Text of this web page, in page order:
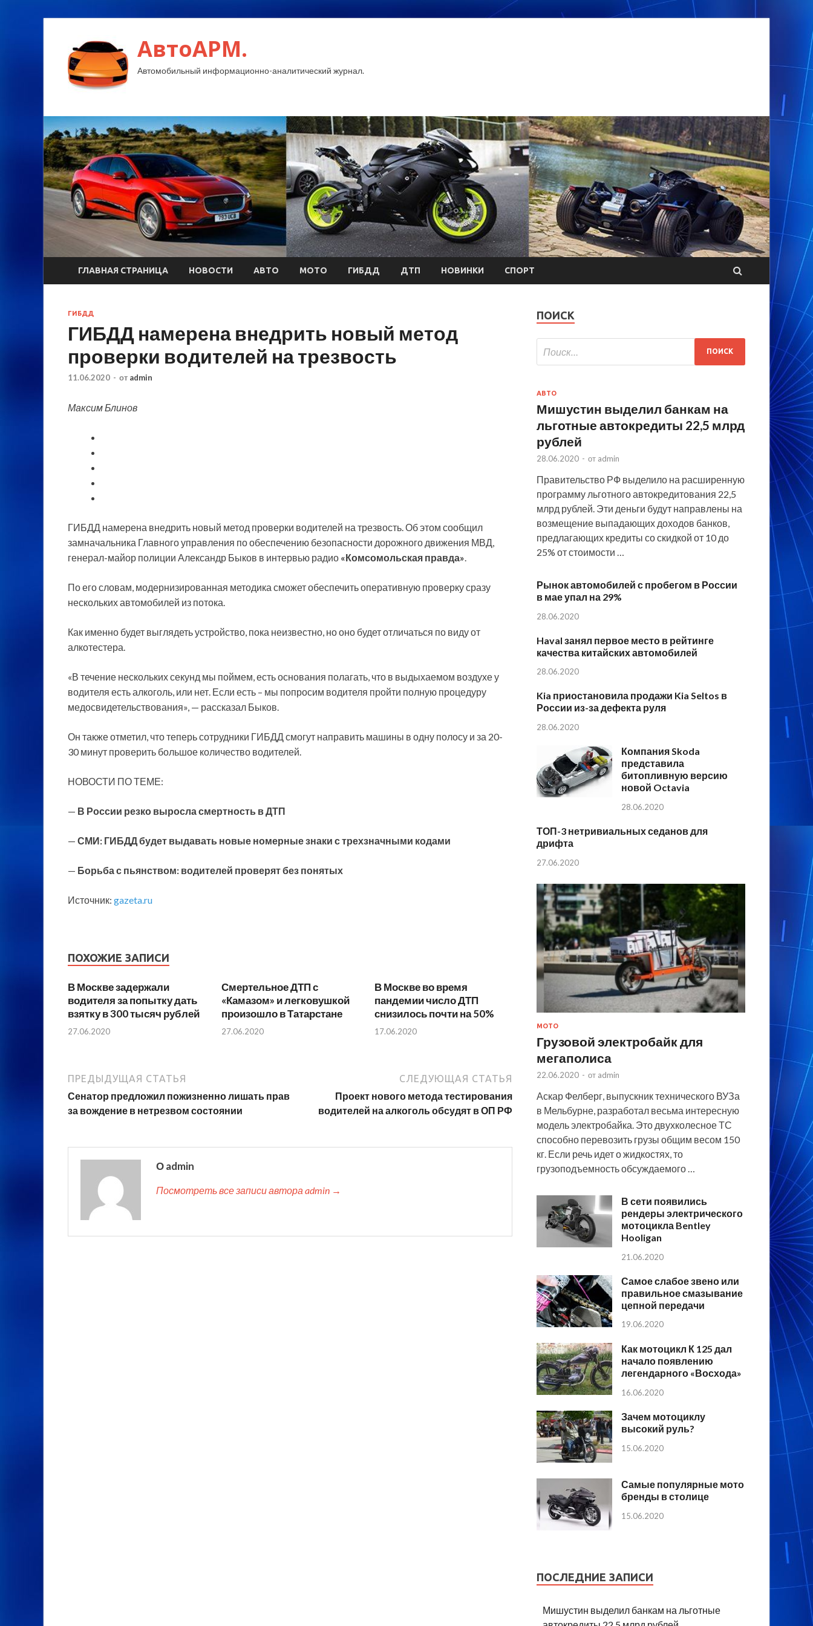
АвтоАРМ.
Автомобильный информационно-аналитический журнал.
ГЛАВНАЯ СТРАНИЦА НОВОСТИ АВТО МОТО ГИБДД ДТП НОВИНКИ СПОРТ
ГИБДД
ГИБДД намерена внедрить новый метод
проверки водителей на трезвость
11.06.2020 - от admin
Максим Блинов
ГИБДД намерена внедрить новый метод проверки водителей на трезвость. Об этом сообщил
замначальника Главного управления по обеспечению безопасности дорожного движения МВД,
генерал-майор полиции Александр Быков в интервью радио «Комсомольская правда».
По его словам, модернизированная методика сможет обеспечить оперативную проверку сразу
нескольких автомобилей из потока.
Как именно будет выглядеть устройство, пока неизвестно, но оно будет отличаться по виду от
алкотестера.
«В течение нескольких секунд мы поймем, есть основания полагать, что в выдыхаемом воздухе у
водителя есть алкоголь, или нет. Если есть – мы попросим водителя пройти полную процедуру
медосвидетельствования», — рассказал Быков.
Он также отметил, что теперь сотрудники ГИБДД смогут направить машины в одну полосу и за 20-
30 минут проверить большое количество водителей.
НОВОСТИ ПО ТЕМЕ:
— В России резко выросла смертность в ДТП
— СМИ: ГИБДД будет выдавать новые номерные знаки с трехзначными кодами
— Борьба с пьянством: водителей проверят без понятых
Источник: gazeta.ru
ПОХОЖИЕ ЗАПИСИ
В Москве задержали
водителя за попытку дать
взятку в 300 тысяч рублей
27.06.2020
Смертельное ДТП с
«Камазом» и легковушкой
произошло в Татарстане
27.06.2020
В Москве во время
пандемии число ДТП
снизилось почти на 50%
17.06.2020
ПРЕДЫДУЩАЯ СТАТЬЯ
Сенатор предложил пожизненно лишать прав
за вождение в нетрезвом состоянии
СЛЕДУЮЩАЯ СТАТЬЯ
Проект нового метода тестирования
водителей на алкоголь обсудят в ОП РФ
О admin
Посмотреть все записи автора admin →
ПОИСК
АВТО
Мишустин выделил банкам на
льготные автокредиты 22,5 млрд
рублей
28.06.2020 - от admin
Правительство РФ выделило на расширенную
программу льготного автокредитования 22,5
млрд рублей. Эти деньги будут направлены на
возмещение выпадающих доходов банков,
предлагающих кредиты со скидкой от 10 до
25% от стоимости …
Рынок автомобилей с пробегом в России
в мае упал на 29%
28.06.2020
Haval занял первое место в рейтинге
качества китайских автомобилей
28.06.2020
Kia приостановила продажи Kia Seltos в
России из-за дефекта руля
28.06.2020
Компания Skoda
представила
битопливную версию
новой Octavia
28.06.2020
ТОП-3 нетривиальных седанов для
дрифта
27.06.2020
МОТО
Грузовой электробайк для
мегаполиса
22.06.2020 - от admin
Аскар Фелберг, выпускник технического ВУЗа
в Мельбурне, разработал весьма интересную
модель электробайка. Это двухколесное ТС
способно перевозить грузы общим весом 150
кг. Если речь идет о жидкостях, то
грузоподъемность обсуждаемого …
В сети появились
рендеры электрического
мотоцикла Bentley
Hooligan
21.06.2020
Самое слабое звено или
правильное смазывание
цепной передачи
19.06.2020
Как мотоцикл К 125 дал
начало появлению
легендарного «Восхода»
16.06.2020
Зачем мотоциклу
высокий руль?
15.06.2020
Самые популярные мото
бренды в столице
15.06.2020
ПОСЛЕДНИЕ ЗАПИСИ
Мишустин выделил банкам на льготные